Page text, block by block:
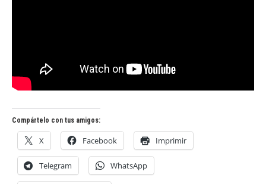
Compártelo con tus amigos:
X Facebook Imprimir
Telegram WhatsApp